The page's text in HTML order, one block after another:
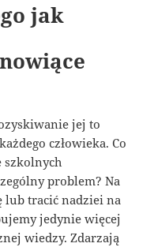
jak
jej to
człowieka. Co
szkolnych
problem? Na
lub tracić nadziei na
jedynie więcej
wiedzy. Zdarzają